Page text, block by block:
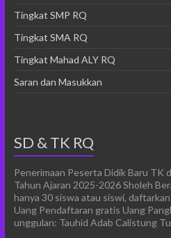
Tingkat SMP RQ
Tingkat SMA RQ
Tingkat Mahad ALY RQ
Saran dan Masukkan
SD & TK RQ
Penerimaan Peserta Didik Baru TK
Tahun Ajaran 2025-2026 Sholeh
hanya 30 siswa atau siswi,
Uang Pendaftaran gratis Uang
unggulan: Tauhid Adab Calistung